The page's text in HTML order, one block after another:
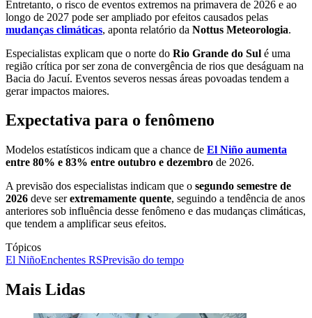
Entretanto, o risco de eventos extremos na primavera de 2026 e ao
longo de 2027 pode ser ampliado por efeitos causados pelas
mudanças climáticas, aponta relatório da Nottus Meteorologia.
Especialistas explicam que o norte do Rio Grande do Sul é uma
região crítica por ser zona de convergência de rios que deságuam na
Bacia do Jacuí. Eventos severos nessas áreas povoadas tendem a
gerar impactos maiores.
Expectativa para o fenômeno
Modelos estatísticos indicam que a chance de El Niño aumenta
entre 80% e 83% entre outubro e dezembro de 2026.
A previsão dos especialistas indicam que o segundo semestre de
2026 deve serextremamente quente, seguindo a tendência de anos
anteriores sob influência desse fenômeno e das mudanças climáticas,
que tendem a amplificar seus efeitos.
Tópicos
El NiñoEnchentes RSPrevisão do tempo
Mais Lidas